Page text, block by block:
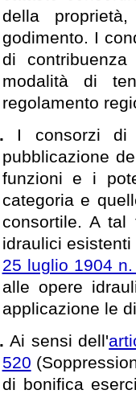
della
godimento. I
di
modalità di
regolamento
I consorzi di
pubblicazione
funzioni e i
categoria e
consortile. A tal
idraulici
25 luglio 1904
alle opere
applicazione le
Ai sensi dell'
520
di bonifica